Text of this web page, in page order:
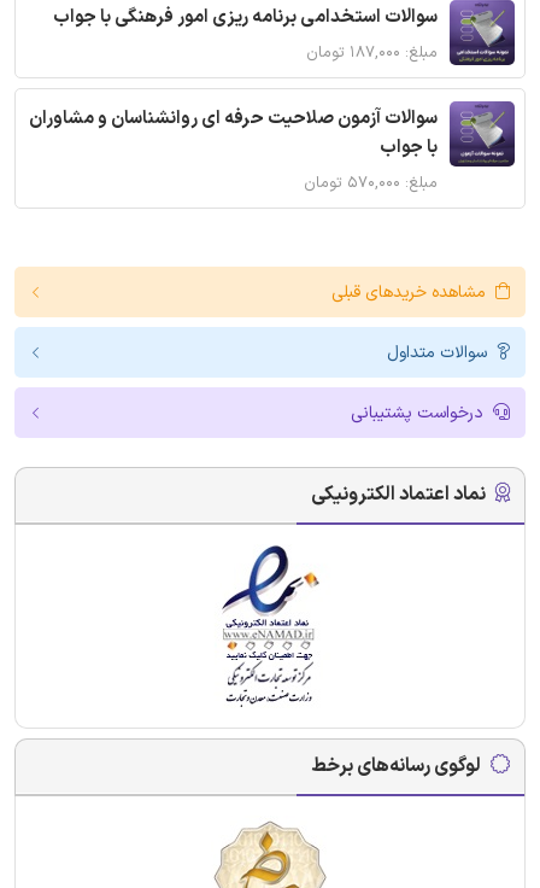
سوالات استخدامی برنامه ریزی امور فرهنگی با جواب
مبلغ: ۱۸۷,۰۰۰ تومان
سوالات آزمون صلاحیت حرفه ای روانشناسان و مشاوران
با جواب
مبلغ: ۵۷۰,۰۰۰ تومان
مشاهده خریدهای قبلی
سوالات متداول
درخواست پشتیبانی
نماد اعتماد الکترونیکی
لوگوی رسانه‌های برخط